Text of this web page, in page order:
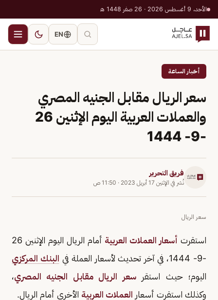
الأحد، 9 أغسطس 2026 · 26 صفر 1448 هـ
EN
أخبار الساعة
سعر الريال مقابل الجنيه المصري
والعملات العربية اليوم الإثنين 26
-9- 1444
فريق التحرير
نُشر في الإثنين 17 أبريل 2023 · 11:50 ص
سعر الريال
استقرت أسعار العملات العربية
أمام الريال اليوم الإثنين 26
-9- 1444، في آخر تحديث لأسعار العملة في
البنك المركزي
اليوم؛ حيث استقرسعر الريال مقابل الجنيه المصري،
وكذلك استقرت أسعار العملات العربية الأخرى أمام الريال.